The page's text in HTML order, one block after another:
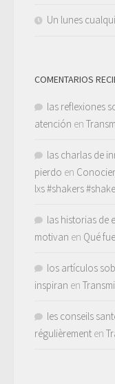
Un lunes
COMENTARIOS
las reflexiones
atención en
las charlas de
pierdo en
lxs #shakers
las historias de
motivan en Qué
los artículos
inspiran en
les conseils
régulièrement en